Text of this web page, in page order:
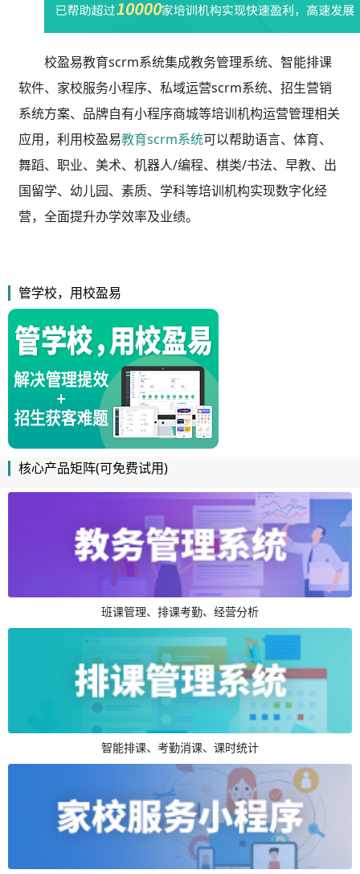
校盈易教育scrm系统集成教务管理系统、智能排课
软件、家校服务小程序、私域运营scrm系统、招生营销
系统方案、品牌自有小程序商城等培训机构运营管理相关
应用，利用校盈易教育scrm系统可以帮助语言、体育、
舞蹈、职业、美术、机器人/编程、棋类/书法、早教、出
国留学、幼儿园、素质、学科等培训机构实现数字化经
营，全面提升办学效率及业绩。
管学校，用校盈易
核心产品矩阵(可免费试用)
班课管理、排课考勤、经营分析
智能排课、考勤消课、课时统计